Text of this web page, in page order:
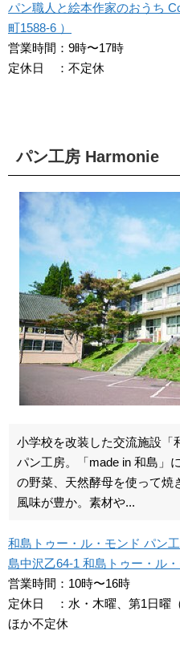
パン職人と絵本作家のおうち
町1588-6 ）
営業時間：9時〜17時
定休日 ：不定休
パン工房 Harmonie
小学校を改装した交流施設「
パン工房。「made in 和島」
の野菜、天然酵母を使って焼
風味が豊か。素材や...
和島トゥー・ル・モンド パン
島中沢乙64-1 和島トゥー・ル・
営業時間：10時〜16時
定休日 ：水・木曜、第1日曜
ほか不定休